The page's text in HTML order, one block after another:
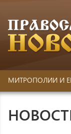
МИТРОПОЛИИ И